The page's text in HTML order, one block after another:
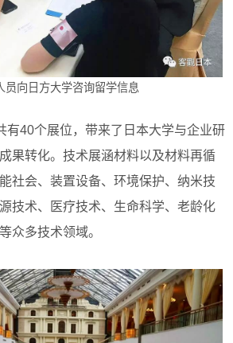
员向日方大学咨询留学信息
有40个展位，带来了日本大学与企业研
果转化。技术展涵材料以及材料再循
社会、装置设备、环境保护、纳米技
技术、医疗技术、生命科学、老龄化
众多技术领域。